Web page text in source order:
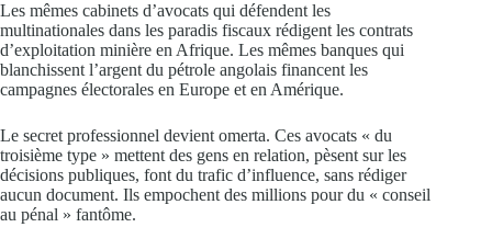
Les mêmes cabinets d’avocats qui défendent les
multinationales dans les paradis fiscaux rédigent les contrats
d’exploitation minière en Afrique. Les mêmes banques qui
blanchissent l’argent du pétrole angolais financent les
campagnes électorales en Europe et en Amérique.
Le secret professionnel devient omerta. Ces avocats « du
troisième type » mettent des gens en relation, pèsent sur les
décisions publiques, font du trafic d’influence, sans rédiger
aucun document. Ils empochent des millions pour du « conseil
au pénal » fantôme.